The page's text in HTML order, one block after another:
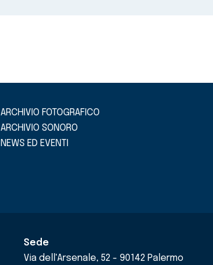
ARCHIVIO FOTOGRAFICO
ARCHIVIO SONORO
NEWS ED EVENTI
Sede
Via dell'Arsenale, 52 - 90142 Palermo